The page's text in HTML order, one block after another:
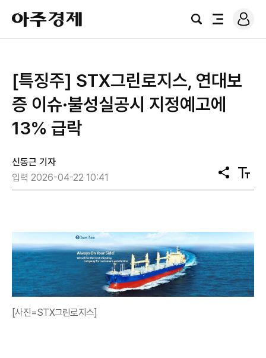
아
주
경
검
전
로
그
[특징주] STX그린로지스, 연대보
증 이슈·불성실공시 지정예고에
13% 급락
신동근 기자
입력 2026-04-22 10:41
공
유
텍
스
[사진=STX그린로지스]